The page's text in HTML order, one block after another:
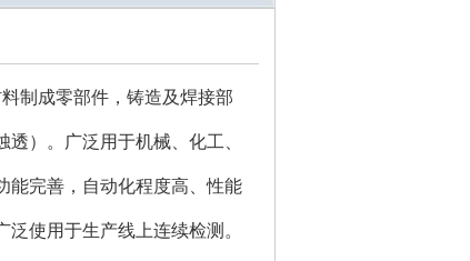
制成零部件，铸造及焊接部
）。广泛用于机械、化工、
能完善，自动化程度高、性能
使用于生产线上连续检测。